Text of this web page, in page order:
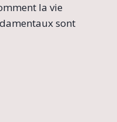
la vie
sont